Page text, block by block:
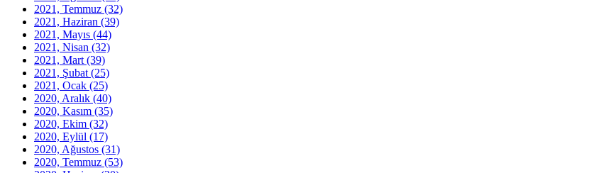
2021, Temmuz (32)
2021, Haziran (39)
2021, Mayıs (44)
2021, Nisan (32)
2021, Mart (39)
2021, Şubat (25)
2021, Ocak (25)
2020, Aralık (40)
2020, Kasım (35)
2020, Ekim (32)
2020, Eylül (17)
2020, Ağustos (31)
2020, Temmuz (53)